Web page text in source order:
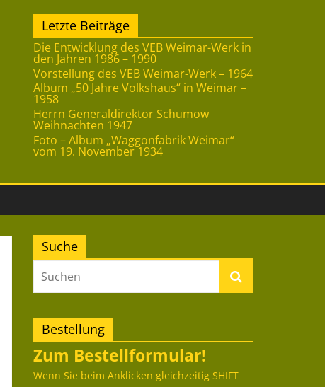
Letzte Beiträge
Die Entwicklung des VEB Weimar-Werk in
den Jahren 1986 – 1990
Vorstellung des VEB Weimar-Werk – 1964
Album „50 Jahre Volkshaus“ in Weimar –
1958
Herrn Generaldirektor Schumow
Weihnachten 1947
Foto – Album „Waggonfabrik Weimar“
vom 19. November 1934
Suche
Bestellung
Zum Bestellformular!
Wenn Sie beim Anklicken gleichzeitig SHIFT